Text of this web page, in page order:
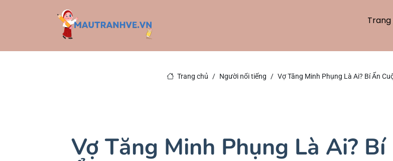
Trang
Trang chủ Người nổi tiếng Vợ Tăng Minh Phụng Là Ai? Bí Ẩn
Vợ Tăng Minh Phụng Là Ai? Bí